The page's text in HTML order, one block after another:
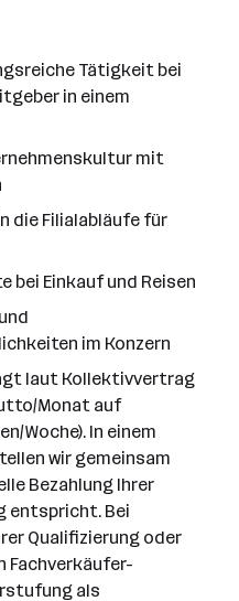
Tätigkeit bei
in einem
mit
die Filialabläufe für
bei Einkauf und Reisen
im Konzern
laut Kollektivvertrag
Monat auf
Woche). In einem
wir gemeinsam
Bezahlung Ihrer
entspricht. Bei
Qualifizierung oder
Fachverkäufer-
als